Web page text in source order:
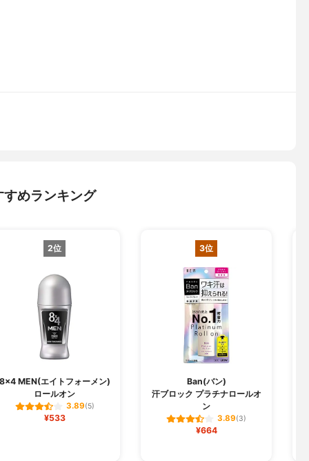
めランキング
2位
MEN(エイトフォーメン)
ロールオン
3.89(5)
¥533
3位
Ban(バン)
汗ブロック プラチナロールオ
ン
3.89(3)
¥664